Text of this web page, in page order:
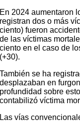
En 2024 aumentaron
registran dos o más
ciento) fueron
de las víctimas
ciento en el caso de
(+30).
También se ha
desplazaban en
profundidad sobre
contabilizó víctima
Las vías